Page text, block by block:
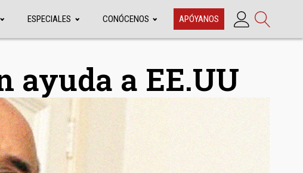
ESPECIALES CONÓCENOS APÓYANOS
ayuda a EE.UU